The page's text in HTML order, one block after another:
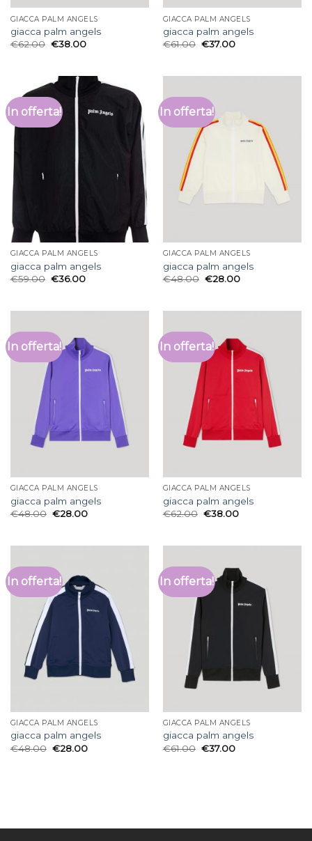
GIACCA PALM ANGELS
giacca palm angels
€62.00 €38.00
GIACCA PALM ANGELS
giacca palm angels
€61.00 €37.00
In offerta!
GIACCA PALM ANGELS
giacca palm angels
€59.00 €36.00
In offerta!
GIACCA PALM ANGELS
giacca palm angels
€48.00 €28.00
In offerta!
GIACCA PALM ANGELS
giacca palm angels
€48.00 €28.00
In offerta!
GIACCA PALM ANGELS
giacca palm angels
€62.00 €38.00
In offerta!
GIACCA PALM ANGELS
giacca palm angels
€48.00 €28.00
In offerta!
GIACCA PALM ANGELS
giacca palm angels
€61.00 €37.00